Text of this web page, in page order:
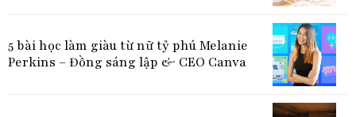
5 bài học làm giàu từ nữ tỷ phú Melanie
Perkins – Đồng sáng lập & CEO Canva